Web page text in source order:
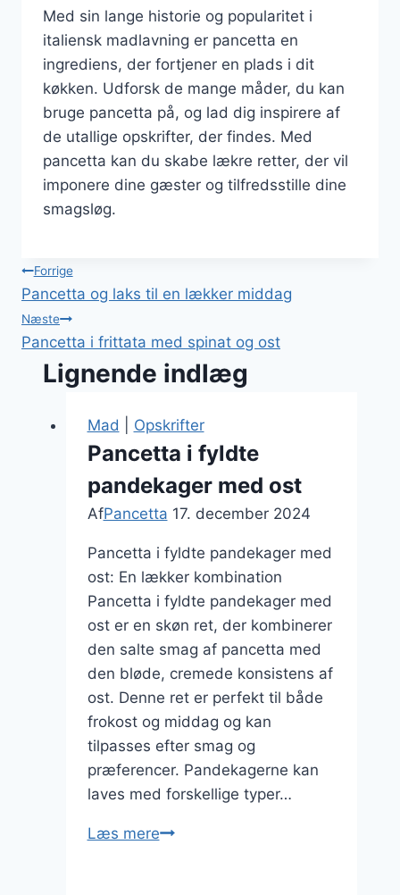
Med sin lange historie og popularitet i
italiensk madlavning er pancetta en
ingrediens, der fortjener en plads i dit
køkken. Udforsk de mange måder, du kan
bruge pancetta på, og lad dig inspirere af
de utallige opskrifter, der findes. Med
pancetta kan du skabe lækre retter, der vil
imponere dine gæster og tilfredsstille dine
smagsløg.
Indlægsnavigation
Forrige
Pancetta og laks til en lækker middag
Næste
Pancetta i frittata med spinat og ost
Lignende indlæg
Mad Opskrifter
Pancetta i fyldte
pandekager med ost
AfPancetta 17. december 2024
Pancetta i fyldte pandekager med
ost: En lækker kombination
Pancetta i fyldte pandekager med
ost er en skøn ret, der kombinerer
den salte smag af pancetta med
den bløde, cremede konsistens af
ost. Denne ret er perfekt til både
frokost og middag og kan
tilpasses efter smag og
præferencer. Pandekagerne kan
laves med forskellige typer…
Læs merePancetta